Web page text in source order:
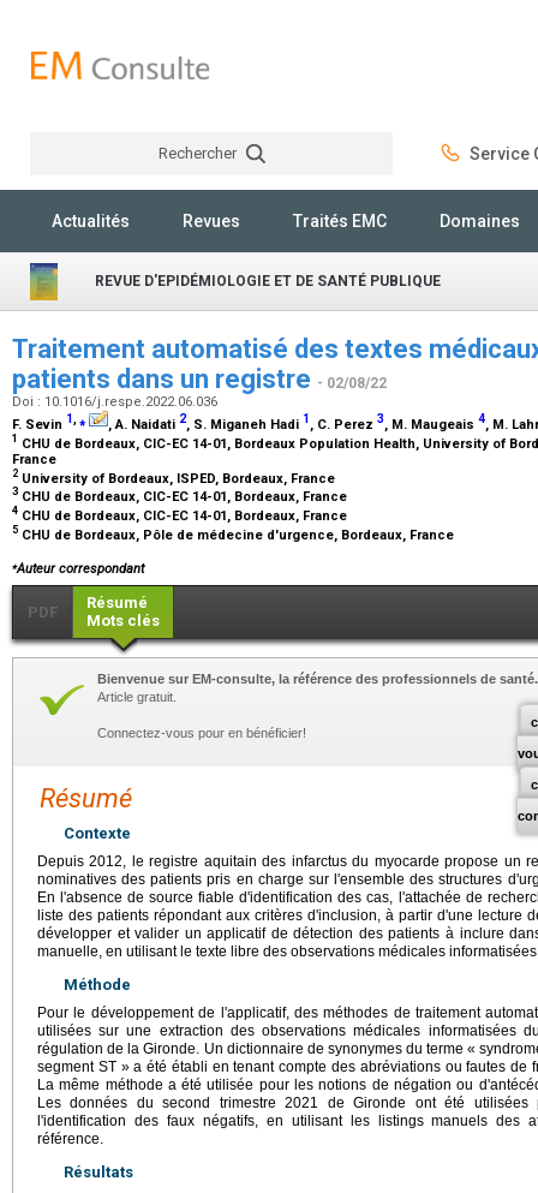
Rechercher Service
Actualités Revues Traités EMC Domaines
REVUE D'EPIDÉMIOLOGIE ET DE SANTÉ PUBLIQUE
Traitement automatisé des textes
patients dans un registre - 02/08/22
Doi : 10.1016/j.respe.2022.06.036
F. Sevin 1,⁎ , A. Naidati 2, S. Miganeh Hadi 1 , C. Perez 3, M. Maugeais 4, M.
1 CHU de Bordeaux, CIC-EC 14-01, Bordeaux Population Health, University of
France
2 University of Bordeaux, ISPED, Bordeaux, France
3 CHU de Bordeaux, CIC-EC 14-01, Bordeaux, France
4 CHU de Bordeaux, CIC-EC 14-01, Bordeaux, France
5 CHU de Bordeaux, Pôle de médecine d'urgence, Bordeaux, France
⁎Auteur correspondant
PDF
Résumé
Mots clés
Bienvenue sur EM-consulte, la référence des professionnels de santé.
Article gratuit.
Connectez-vous pour en bénéficier!
Résumé
Contexte
Depuis 2012, le registre aquitain des infarctus du myocarde propose un
nominatives des patients pris en charge sur l'ensemble des structures
En l'absence de source fiable d'identification des cas, l'attachée de
liste des patients répondant aux critères d'inclusion, à partir d'une lecture
développer et valider un applicatif de détection des patients à inclure
manuelle, en utilisant le texte libre des observations médicales
Méthode
Pour le développement de l'applicatif, des méthodes de traitement
utilisées sur une extraction des observations médicales informatisées
régulation de la Gironde. Un dictionnaire de synonymes du terme «
segment ST » a été établi en tenant compte des abréviations ou fautes de
La même méthode a été utilisée pour les notions de négation ou
Les données du second trimestre 2021 de Gironde ont été
l'identification des faux négatifs, en utilisant les listings manuels des
référence.
Résultats